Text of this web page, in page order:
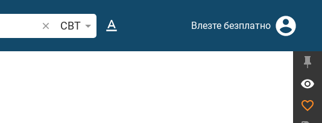
Търсете стих или дума в Библията
CBT Влезте безплатно